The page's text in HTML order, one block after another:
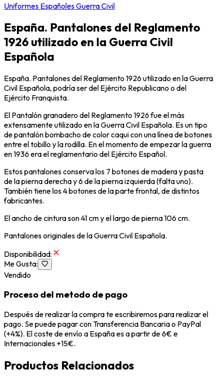
Uniformes Españoles Guerra Civil
España. Pantalones del Reglamento
1926 utilizado en la Guerra Civil
Española
España. Pantalones del Reglamento 1926 utilizado en la Guerra
Civil Española, podría ser del Ejército Republicano o del
Ejército Franquista.
El Pantalón granadero del Reglamento 1926 fue el más
extensamente utilizado en la Guerra Civil Española. Es un tipo
de pantalón bombacho de color caqui con una línea de botones
entre el tobillo y la rodilla. En el momento de empezar la guerra
en 1936 era el reglamentario del Ejército Español.
Estos pantalones conserva los 7 botones de madera y pasta
de la pierna derecha y 6 de la pierna izquierda (falta uno).
También tiene los 4 botones de la parte frontal, de distintos
fabricantes.
El ancho de cintura son 41 cm y el largo de pierna 106 cm.
Pantalones originales de la Guerra Civil Española.
Disponibilidad:
Me Gusta:
Vendido
Proceso del metodo de pago
Después de realizar la compra te escribiremos para realizar el
pago. Se puede pagar con Transferencia Bancaria o PayPal
(+4%). El coste de envío a España es a partir de 6€ e
Internacionales +15€.
Productos Relacionados